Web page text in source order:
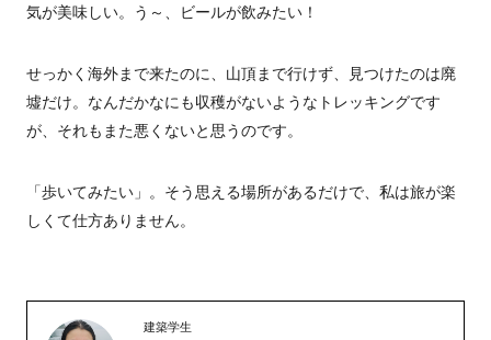
気が美味しい。う～、ビールが飲みたい！
せっかく海外まで来たのに、山頂まで行けず、見つけたのは廃
墟だけ。なんだかなにも収穫がないようなトレッキングです
が、それもまた悪くないと思うのです。
「歩いてみたい」。そう思える場所があるだけで、私は旅が楽
しくて仕方ありません。
建築学生